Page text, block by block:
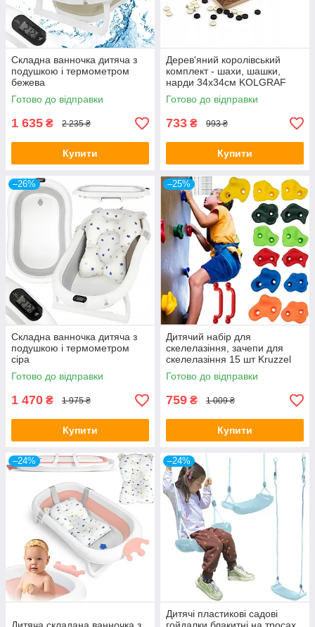
Складна ванночка дитяча з
подушкою і термометром
бежева
Готово до відправки
1 635 ₴ 2 235 ₴
Купити
Дерев'яний королівський
комплект - шахи, шашки,
нарди 34x34см KOLGRAF
Готово до відправки
733 ₴ 993 ₴
Купити
–26%
Складна ванночка дитяча з
подушкою і термометром
сіра
Готово до відправки
1 470 ₴ 1 975 ₴
Купити
–25%
Дитячий набір для
скелелазіння, зачепи для
скелелазіння 15 шт Kruzzel
25396
Готово до відправки
759 ₴ 1 009 ₴
Купити
–24% –24%
Дитячі пластикові садові